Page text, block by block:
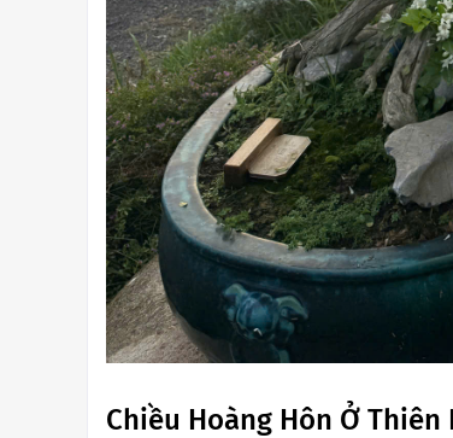
Chiều Hoàng Hôn Ở